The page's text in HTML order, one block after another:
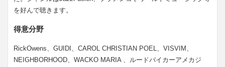
を好んで聴きます。
得意分野
RickOwens、GUIDI、CAROL CHRISTIAN POEL、VISVIM、
NEIGHBORHOOD、WACKO MARIA 、ルードバイカーアメカジ